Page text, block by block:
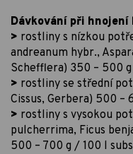
Dávkování při
> rostliny s nízkou
andreanum hybr.,
Schefflera) 350 – 500
> rostliny se střední
Cissus, Gerbera) 500
> rostliny s vysokou
pulcherrima, Ficus
500 – 700 g / 100 l